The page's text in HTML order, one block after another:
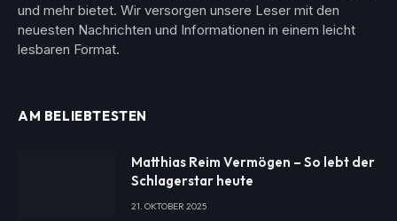
und mehr bietet. Wir versorgen unsere Leser mit den
neuesten Nachrichten und Informationen in einem leicht
lesbaren Format.
AM BELIEBTESTEN
Matthias Reim Vermögen – So lebt der
Schlagerstar heute
21. OKTOBER 2025